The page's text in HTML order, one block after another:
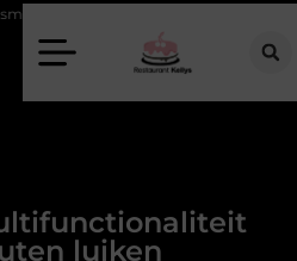
de Maasstad
luiken